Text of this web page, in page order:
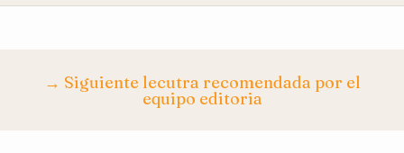
→ Siguiente lecutra recomendada por el
equipo editoria